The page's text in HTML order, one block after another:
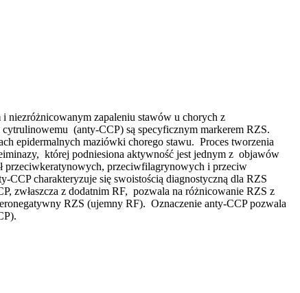
niezróżnicowanym zapaleniu stawów u chorych z
(anty-CCP) są specyficznym markerem RZS.
epidermalnych maziówki chorego stawu. Proces tworzenia
której podniesiona aktywność jest jednym z objawów
przeciwkeratynowych, przeciwfilagrynowych i przeciw
charakteryzuje się swoistością diagnostyczną dla RZS
zwłaszcza z dodatnim RF, pozwala na różnicowanie RZS z
RZS (ujemny RF). Oznaczenie anty-CCP pozwala